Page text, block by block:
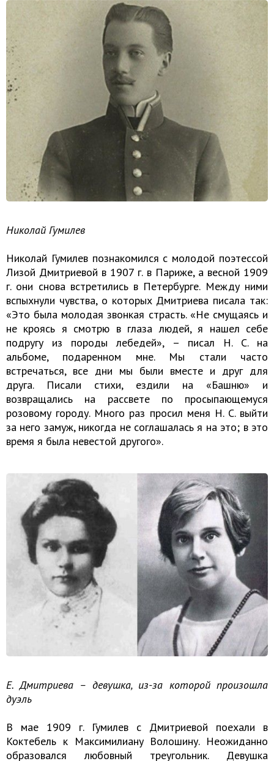
Николай Гумилев
Николай Гумилев познакомился с молодой поэтессой
Лизой Дмитриевой в 1907 г. в Париже, а весной 1909
г. они снова встретились в Петербурге. Между ними
вспыхнули чувства, о которых Дмитриева писала так:
«Это была молодая звонкая страсть. «Не смущаясь и
не кроясь я смотрю в глаза людей, я нашел себе
подругу из породы лебедей», – писал Н. С. на
альбоме, подаренном мне. Мы стали часто
встречаться, все дни мы были вместе и друг для
друга. Писали стихи, ездили на «Башню» и
возвращались на рассвете по просыпающемуся
розовому городу. Много раз просил меня Н. С. выйти
за него замуж, никогда не соглашалась я на это; в это
время я была невестой другого».
Е. Дмитриева – девушка, из-за которой произошла
дуэль
В мае 1909 г. Гумилев с Дмитриевой поехали в
Коктебель к Максимилиану Волошину. Неожиданно
образовался любовный треугольник. Девушка